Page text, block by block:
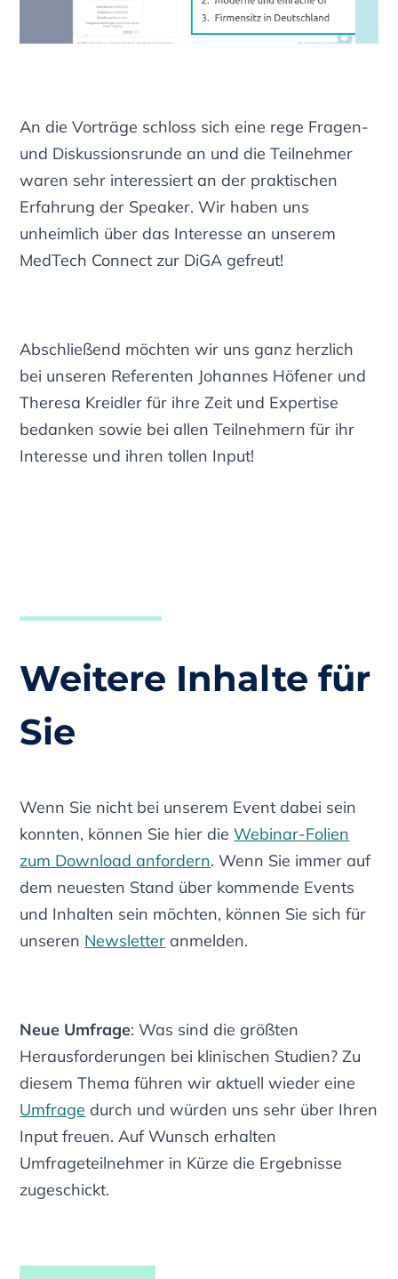
An die Vorträge schloss sich eine rege Fragen-
und Diskussionsrunde an und die Teilnehmer
waren sehr interessiert an der praktischen
Erfahrung der Speaker. Wir haben uns
unheimlich über das Interesse an unserem
MedTech Connect zur DiGA gefreut!
Abschließend möchten wir uns ganz herzlich
bei unseren Referenten Johannes Höfener und
Theresa Kreidler für ihre Zeit und Expertise
bedanken sowie bei allen Teilnehmern für ihr
Interesse und ihren tollen Input!
Weitere Inhalte für
Sie
Wenn Sie nicht bei unserem Event dabei sein
konnten, können Sie hier dieWebinar-Folien
zum Download anfordern. Wenn Sie immer auf
dem neuesten Stand über kommende Events
und Inhalten sein möchten, können Sie sichfür
unseren Newsletter anmelden.
Neue Umfrage: Was sind die größten
Herausforderungen bei klinischen Studien? Zu
diesem Thema führen wir aktuell wieder eine
Umfrage durch und würden uns sehr über Ihren
Input freuen. Auf Wunsch erhalten
Umfrageteilnehmer in Kürze die Ergebnisse
zugeschickt.